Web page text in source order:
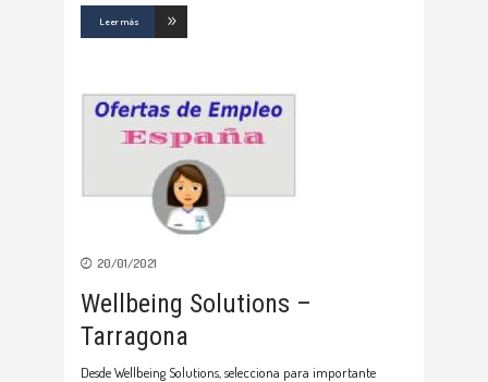
Leer más
20/01/2021
Wellbeing Solutions –
Tarragona
Desde Wellbeing Solutions, selecciona para importante